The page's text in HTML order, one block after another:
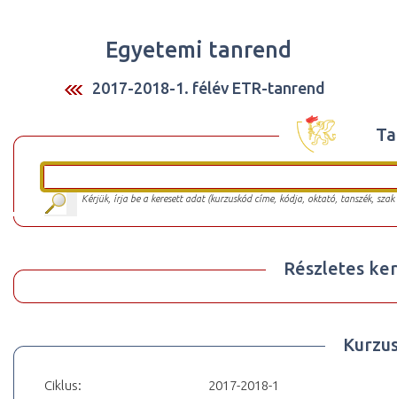
Egyetemi tanrend
2017-2018-1. félév ETR-tanrend
Kérjük, írja be a keresett adat (kurzuskód címe, kódja, oktató, tanszék,
Részletes
Ciklus:
2017-2018-1